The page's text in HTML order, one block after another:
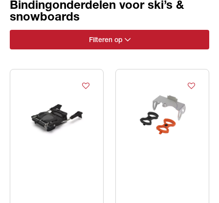
Bindingonderdelen voor ski’s &
snowboards
Filteren op